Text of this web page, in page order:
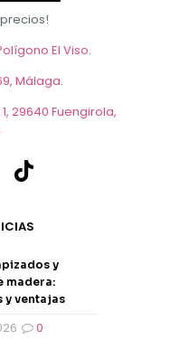
El Viso.
Málaga.
29640 Fuengirola,
y
madera:
y ventajas
0